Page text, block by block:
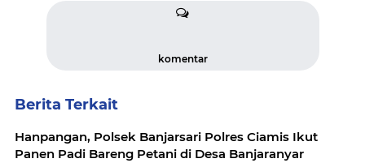
komentar
Berita Terkait
Hanpangan, Polsek Banjarsari Polres Ciamis Ikut
Panen Padi Bareng Petani di Desa Banjaranyar